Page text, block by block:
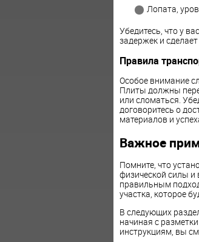
Лопата,
Убедитесь, что у
задержек и
Правила
Особое внимание
Плиты должны
или сломаться.
договоритесь о
материалов и
Важное
Помните, что
физической силы
правильным
участка, которое
В следующих
начиная с
инструкциям, вы